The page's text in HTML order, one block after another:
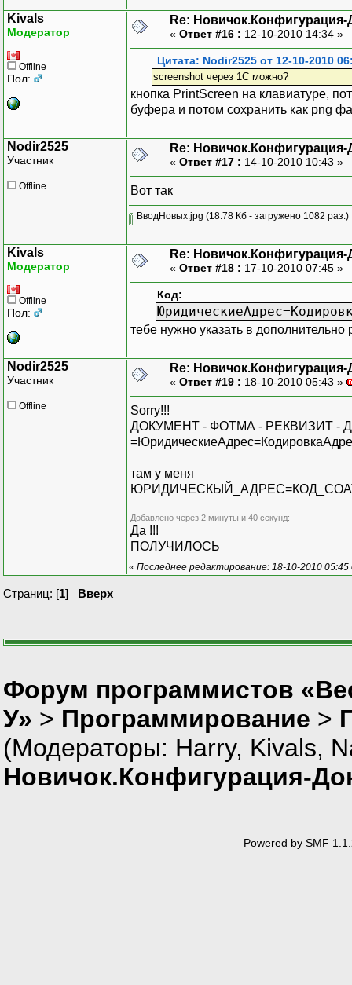
Kivals
Модератор
Offline
Пол:
Re:
« Ответ #16 : 12-10-2010 14:34 »
Цитата: Nodir2525 от 12-10-2010
screenshot через 1С можно?
кнопка PrintScreen на клавиатуре,
буфера и потом сохранить как png
Nodir2525
Участник
Offline
Re:
« Ответ #17 : 14-10-2010 10:43 »
Вот так
ВводНовых.jpg (18.78 Кб - загружено 1082 раз.)
Kivals
Модератор
Offline
Пол:
Re:
« Ответ #18 : 17-10-2010 07:45 »
Код:
тебе нужно указать в
Nodir2525
Участник
Offline
Re:
« Ответ #19 : 18-10-2010 05:43 »
Sorry!!!
ДОКУМЕНТ - ФОТМА - РЕКВИЗИТ -
там у меня
Добавлено через 2 минуты и 40 секунд:
Да !!!
ПОЛУЧИЛОСЬ
« Последнее редактирование: 18-10-2010
Страниц: [1] Вверх
Форум программистов
У» > Программирование >
(Модераторы: Harry, Kivals,
Новичок.Конфигурация-
Powered by SMF